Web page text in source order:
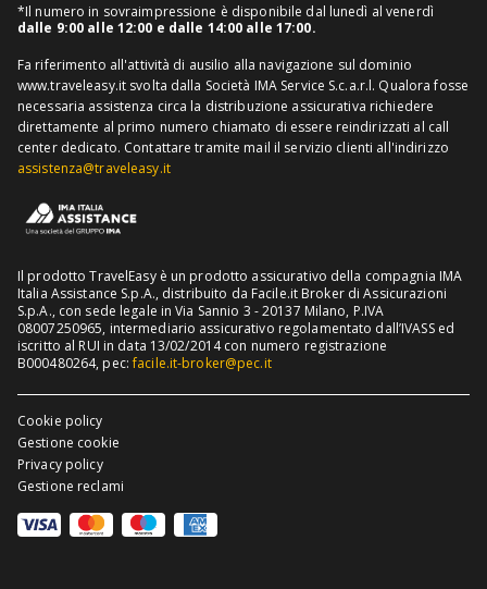
Informativa distributore
Assicurazione medico sanitaria
Assicurazione viaggio USA
Assicurazione viaggio Thailandia
Assicurazione viaggio Cuba
*Il numero in sovraimpressione è disponibile dal lunedì al venerdì
dalle 9:00 alle 12:00 e dalle 14:00 alle 17:00.
Fa riferimento all'attività di ausilio alla navigazione sul dominio
www.traveleasy.it svolta dalla Società IMA Service S.c.a.r.l. Qualora fosse
necessaria assistenza circa la distribuzione assicurativa richiedere
direttamente al primo numero chiamato di essere reindirizzati al call
center dedicato. Contattare tramite mail il servizio clienti all'indirizzo
assistenza@traveleasy.it
Il prodotto TravelEasy è un prodotto assicurativo della compagnia IMA
Italia Assistance S.p.A., distribuito da Facile.it Broker di Assicurazioni
S.p.A., con sede legale in Via Sannio 3 - 20137 Milano, P.IVA
08007250965, intermediario assicurativo regolamentato dall’IVASS ed
iscritto al RUI in data 13/02/2014 con numero registrazione
B000480264, pec:facile.it-broker@pec.it
Cookie policy
Gestione cookie
Privacy policy
Gestione reclami